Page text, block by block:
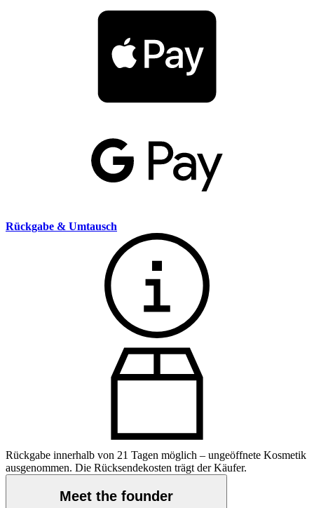
Rückgabe & Umtausch
Rückgabe innerhalb von 21 Tagen möglich – ungeöffnete Kosmetik
ausgenommen. Die Rücksendekosten trägt der Käufer.
Meet the founder